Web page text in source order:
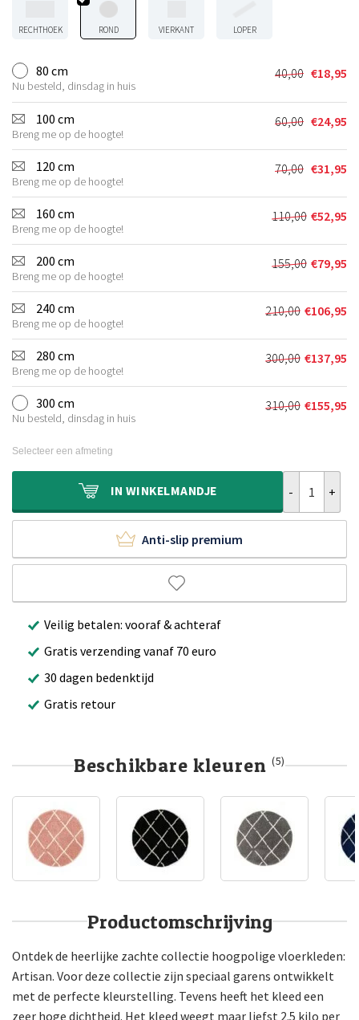
RECHTHOEK ROND VIERKANT LOPER
80 cm
Nu besteld, dinsdag in huis
40,00
prijs
was:
€40,00.
€18,95
Huidige
prijs
is:
€18,95.
100 cm
Breng me op de hoogte!
60,00
prijs
was:
€60,00.
€24,95
Huidige
prijs
is:
€24,95.
120 cm
Breng me op de hoogte!
70,00
prijs
was:
€70,00.
€31,95
Huidige
prijs
is:
€31,95.
160 cm
Breng me op de hoogte!
110,00
prijs
was:
€110,00.
€52,95
Huidige
prijs
is:
€52,95.
200 cm
Breng me op de hoogte!
155,00
prijs
was:
€155,00.
€79,95
Huidige
prijs
is:
€79,95.
240 cm
Breng me op de hoogte!
210,00
prijs
was:
€210,00.
€106,95
Huidige
prijs
is:
€106,95.
280 cm
Breng me op de hoogte!
300,00
prijs
was:
€300,00.
€137,95
Huidige
prijs
is:
€137,95.
300 cm
Nu besteld, dinsdag in huis
310,00 €155,95
Huidige
Selecteer een afmeting
IN WINKELMANDJE
Anti-slip premium
Veilig betalen: vooraf & achteraf
Gratis verzending vanaf 70 euro
30 dagen bedenktijd
Gratis retour
Beschikbare kleuren (5)
Productomschrijving
Ontdek de heerlijke zachte collectie hoogpolige vloerkleden:
Artisan. Voor deze collectie zijn speciaal garens ontwikkelt
met de perfecte kleurstelling. Tevens heeft het kleed een
zeer hoge dichtheid. Het kleed weegt maar liefst 2.5 kilo per